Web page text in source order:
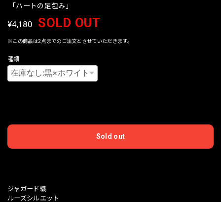
「ハートの足包み」
¥4,180 SOLD OUT
※この商品は2点までのご注文とさせていただきます。
種類
Sold out
ジャガード織
ルーズシルエット